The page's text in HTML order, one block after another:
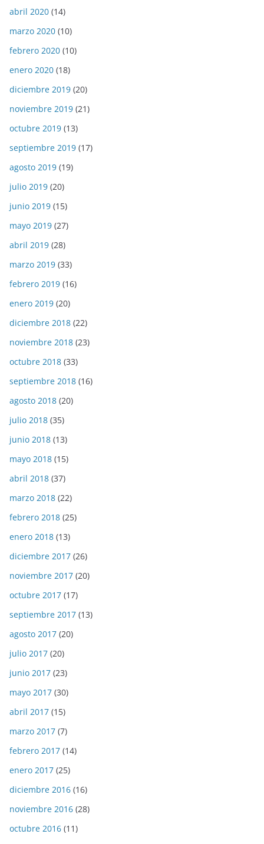
abril 2020 (14)
marzo 2020 (10)
febrero 2020 (10)
enero 2020 (18)
diciembre 2019 (20)
noviembre 2019 (21)
octubre 2019 (13)
septiembre 2019 (17)
agosto 2019 (19)
julio 2019 (20)
junio 2019 (15)
mayo 2019 (27)
abril 2019 (28)
marzo 2019 (33)
febrero 2019 (16)
enero 2019 (20)
diciembre 2018 (22)
noviembre 2018 (23)
octubre 2018 (33)
septiembre 2018 (16)
agosto 2018 (20)
julio 2018 (35)
junio 2018 (13)
mayo 2018 (15)
abril 2018 (37)
marzo 2018 (22)
febrero 2018 (25)
enero 2018 (13)
diciembre 2017 (26)
noviembre 2017 (20)
octubre 2017 (17)
septiembre 2017 (13)
agosto 2017 (20)
julio 2017 (20)
junio 2017 (23)
mayo 2017 (30)
abril 2017 (15)
marzo 2017 (7)
febrero 2017 (14)
enero 2017 (25)
diciembre 2016 (16)
noviembre 2016 (28)
octubre 2016 (11)